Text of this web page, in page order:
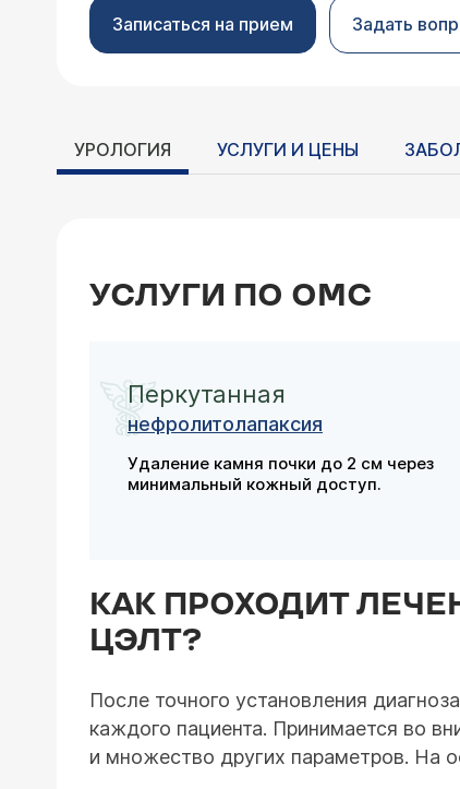
Записаться на прием Задать
УРОЛОГИЯ УСЛУГИ И ЦЕНЫ
УСЛУГИ ПО ОМС
Перкутанная
нефролитолапаксия
Удаление камня почки до 2 см через
минимальный кожный доступ.
КАК ПРОХОДИТ
ЦЭЛТ?
После точного установления
каждого пациента. Принимается во
и множество других параметров. На